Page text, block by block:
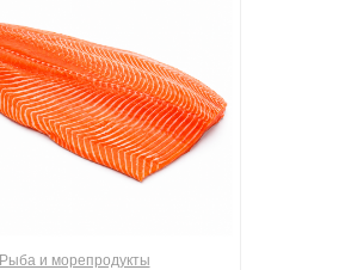
Рыба и морепродукты